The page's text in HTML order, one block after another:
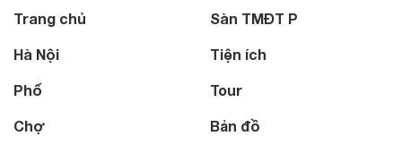
Trang chủ
Hà Nội
Phố
Chợ
Sàn TMĐT P
Tiện ích
Tour
Bản đồ